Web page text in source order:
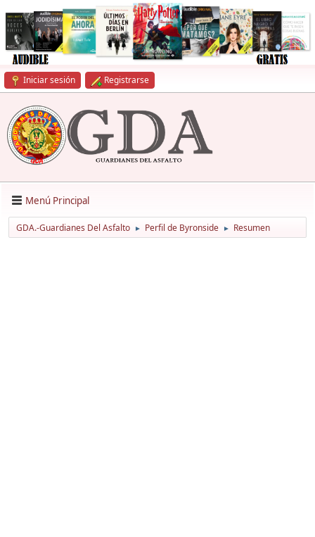
Iniciar sesión Registrarse
Menú Principal
GDA.-Guardianes Del Asfalto ► Perfil de Byronside ► Resumen